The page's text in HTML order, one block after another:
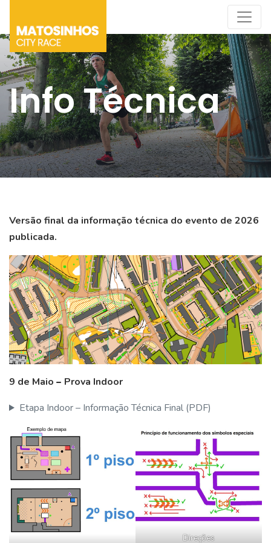
Info Técnica
Versão final da informação técnica do evento de 2026
publicada.
9 de Maio – Prova Indoor
Etapa Indoor – Informação Técnica Final (PDF)
Direções